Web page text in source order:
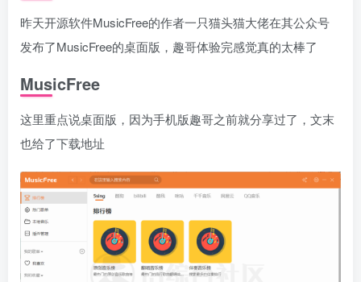
昨天开源软件MusicFree的作者一只猫头猫大佬在其公众号
发布了MusicFree的桌面版，趣哥体验完感觉真的太棒了
MusicFree
这里重点说桌面版，因为手机版趣哥之前就分享过了，文末
也给了下载地址